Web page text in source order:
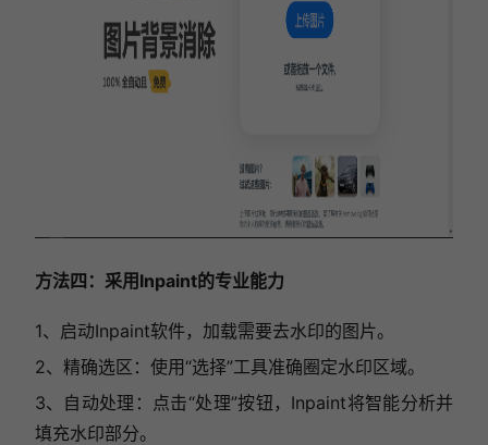
方法四：采用Inpaint的专业能力
1、启动Inpaint软件，加载需要去水印的图片。
2、精确选区：使用“选择”工具准确圈定水印区域。
3、自动处理：点击“处理”按钮，Inpaint将智能分析并
填充水印部分。